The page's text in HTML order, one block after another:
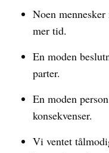
Noen
mer tid.
En moden
parter.
En moden
konsekvenser.
Vi ventet